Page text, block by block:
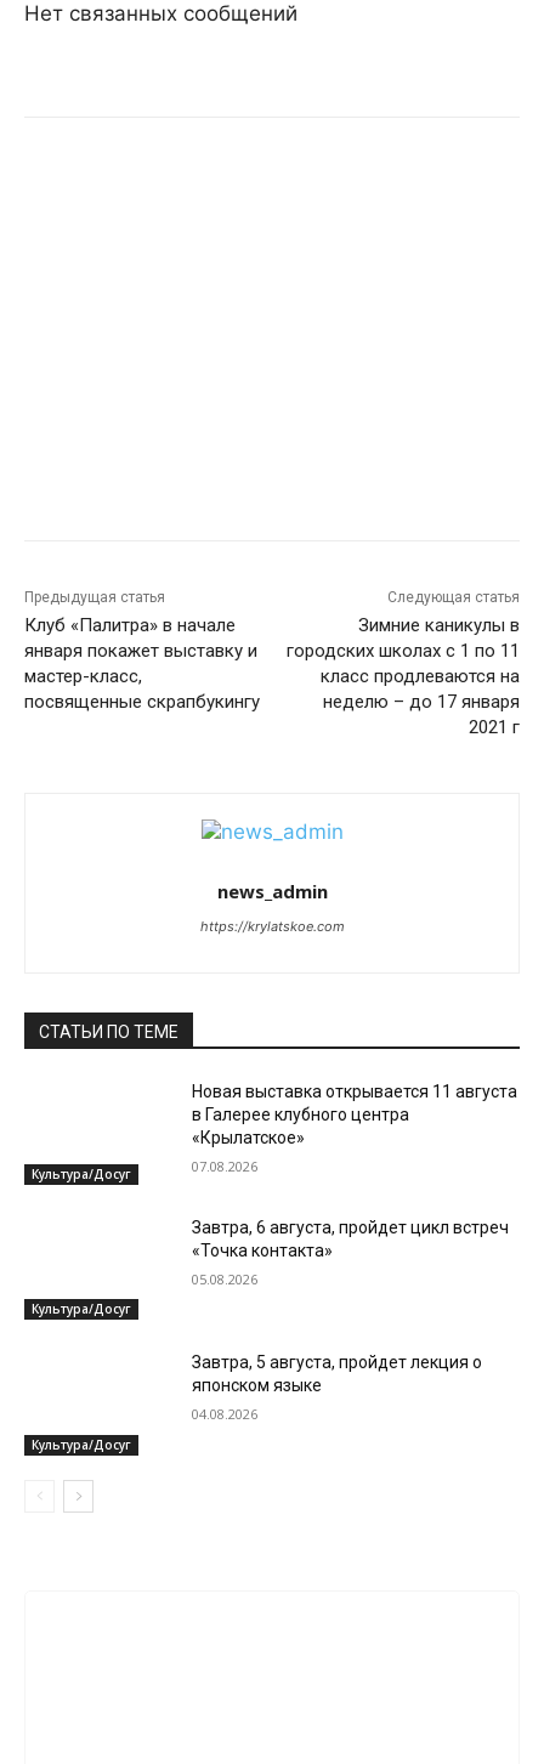
Нет связанных сообщений
Предыдущая статья
Клуб «Палитра» в начале
января покажет выставку и
мастер-класс,
посвященные скрапбукингу
Следующая статья
Зимние каникулы в
городских школах с 1 по 11
класс продлеваются на
неделю – до 17 января
2021 г
news_admin
https://krylatskoe.com
СТАТЬИ ПО ТЕМЕ
Культура/Досуг
Новая выставка открывается 11 августа
в Галерее клубного центра
«Крылатское»
07.08.2026
Культура/Досуг
Завтра, 6 августа, пройдет цикл встреч
«Точка контакта»
05.08.2026
Культура/Досуг
Завтра, 5 августа, пройдет лекция о
японском языке
04.08.2026